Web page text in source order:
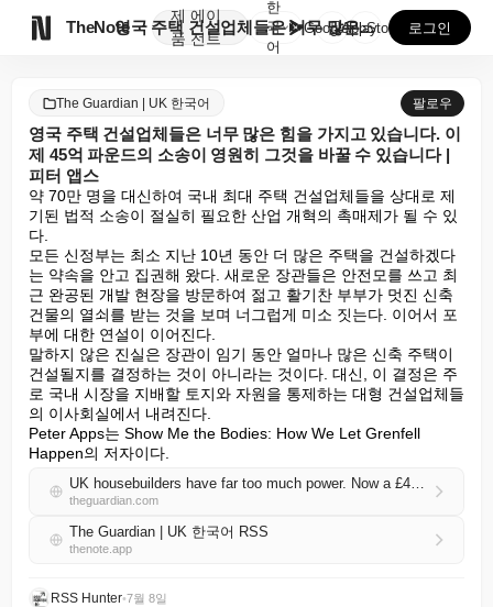
TheNote
제
품
에이
전트
영국 주택 건설업체들은 너무 많은 힘을 가지고 있습니다...
한
국
어
GooglePlay
AppStore 로그인
The Guardian | UK 한국어 팔로우
영국 주택 건설업체들은 너무 많은 힘을 가지고 있습니다. 이
제 45억 파운드의 소송이 영원히 그것을 바꿀 수 있습니다 |
피터 앱스
약 70만 명을 대신하여 국내 최대 주택 건설업체들을 상대로 제
기된 법적 소송이 절실히 필요한 산업 개혁의 촉매제가 될 수 있
다.
모든 신정부는 최소 지난 10년 동안 더 많은 주택을 건설하겠다
는 약속을 안고 집권해 왔다. 새로운 장관들은 안전모를 쓰고 최
근 완공된 개발 현장을 방문하여 젊고 활기찬 부부가 멋진 신축
건물의 열쇠를 받는 것을 보며 너그럽게 미소 짓는다. 이어서 포
부에 대한 연설이 이어진다.
말하지 않은 진실은 장관이 임기 동안 얼마나 많은 신축 주택이
건설될지를 결정하는 것이 아니라는 것이다. 대신, 이 결정은 주
로 국내 시장을 지배할 토지와 자원을 통제하는 대형 건설업체들
의 이사회실에서 내려진다.
Peter Apps는 Show Me the Bodies: How We Let Grenfell
Happen의 저자이다.
UK housebuilders have far too much power. Now a £4.5bn lawsuit could change that for good | Peter Apps
theguardian.com
The Guardian | UK 한국어 RSS
thenote.app
RSS Hunter•7월 8일